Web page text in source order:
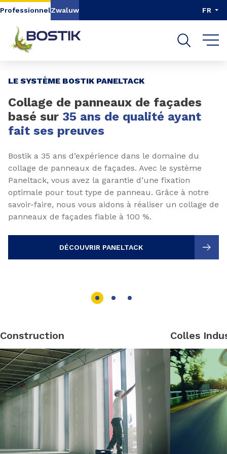
Aller au contenu
Aller à la recherche
ProfessionnelZwaluw FR
LE SYSTÈME BOSTIK PANELTACK
Collage de panneaux de façades
basé sur 35 ans de qualité ayant
fait ses preuves
Bostik a 35 ans d’expérience dans le domaine du
collage de panneaux de façades. Avec le système
Paneltack, vous avez la garantie d’une fixation
optimale pour tout type de panneau. Grâce à notre
savoir-faire, nous vous aidons à réaliser un collage de
panneaux de façades fiable à 100 %.
DÉCOUVRIR PANELTACK
Construction Colles